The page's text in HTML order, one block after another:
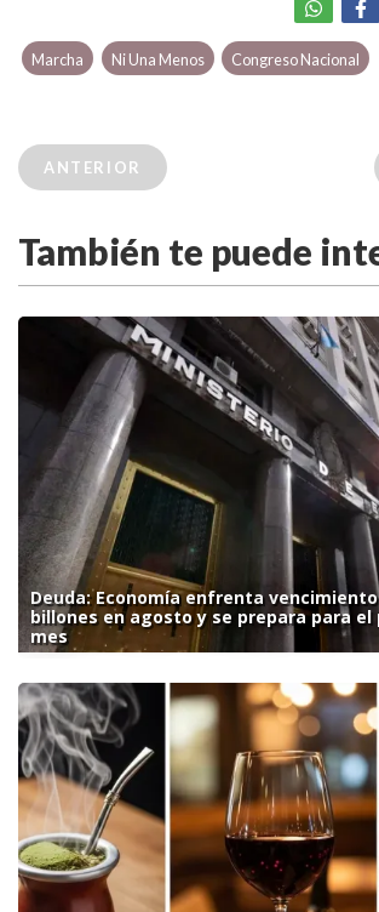
Marcha Ni Una Menos Congreso Nacional
ANTERIOR
También te puede
Deuda: Economía enfrenta
billones en agosto y se prepara para
mes